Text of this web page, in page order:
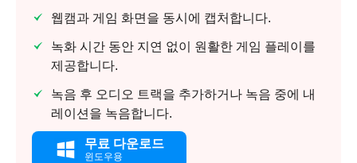
웹캠과 게임 화면을 동시에 캡처합니다.
녹화 시간 동안 지연 없이 원활한 게임 플레이를
제공합니다.
녹음 후 오디오 트랙을 추가하거나 녹음 중에 내
레이션을 녹음합니다.
무료 다운로드
윈도우용